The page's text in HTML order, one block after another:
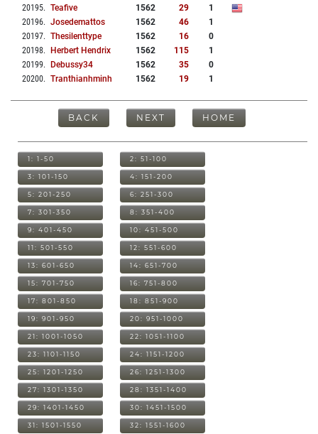
20195. Teafive 1562 29
1
20196. Josedemattos 1562 46
1
20197. Thesilenttype 1562 16
0
20198. Herbert Hendrix 1562 115
1
20199. Debussy34 1562 35
0
20200. Tranthianhminh 1562 19 1
BACK NEXT HOME
1: 1-50 2: 51-100
3: 101-150 4: 151-200
5: 201-250 6: 251-300
7: 301-350 8: 351-400
9: 401-450 10: 451-500
11: 501-550 12: 551-600
13: 601-650 14: 651-700
15: 701-750 16: 751-800
17: 801-850 18: 851-900
19: 901-950 20: 951-1000
21: 1001-1050 22: 1051-1100
23: 1101-1150 24: 1151-1200
25: 1201-1250 26: 1251-1300
27: 1301-1350 28: 1351-1400
29: 1401-1450 30: 1451-1500
31: 1501-1550 32: 1551-1600